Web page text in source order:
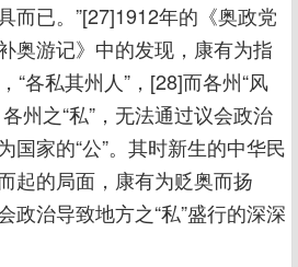
而已。”[27]1912年的《奥政党
奥游记》中的发现，康有为指
“各私其州人”，[28]而各州“风
州之“私”，无法通过议会政治
国家的“公”。其时新生的中华民
起的局面，康有为贬奥而扬
政治导致地方之“私”盛行的深深